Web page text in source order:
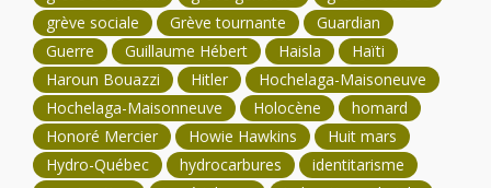
grève sociale
Grève tournante
Guardian
Guerre
Guillaume Hébert Haisla
Haïti
Haroun Bouazzi
Hitler
Hochelaga-Maisoneuve
Hochelaga-Maisonneuve
Holocène
homard
Honoré Mercier
Howie Hawkins
Huit mars
Hydro-Québec
hydrocarbures
identitarisme